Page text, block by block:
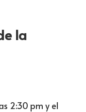
la
2:30 pm y el